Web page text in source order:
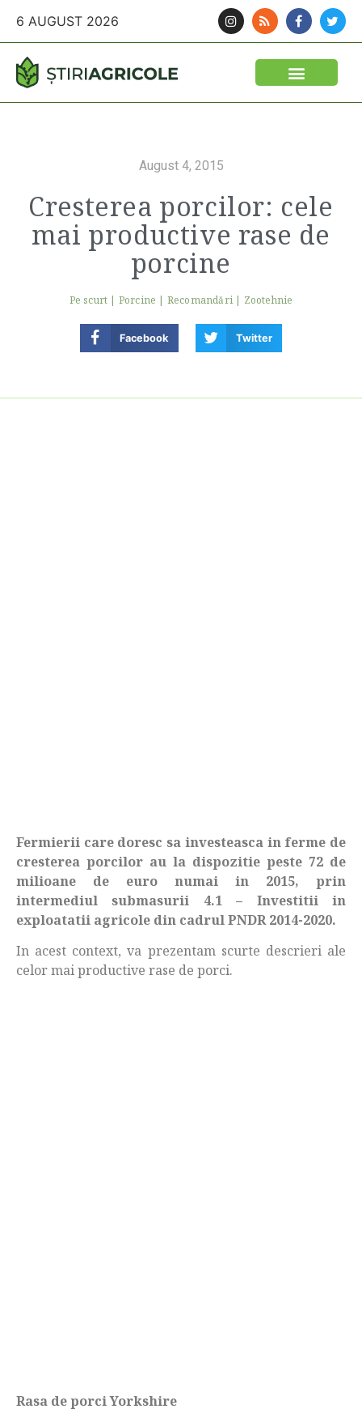
6 AUGUST 2026
August 4, 2015
Cresterea porcilor: cele
mai productive rase de
porcine
Pe scurt | Porcine | Recomandări | Zootehnie
Facebook Twitter
Fermierii care doresc sa investeasca in ferme de
cresterea porcilor au la dispozitie peste 72 de
milioane de euro numai in 2015, prin
intermediul submasurii 4.1 – Investitii in
exploatatii agricole din cadrul PNDR 2014-2020.
In acest context, va prezentam scurte descrieri ale
celor mai productive rase de porci.
Rasa de porci Yorkshire